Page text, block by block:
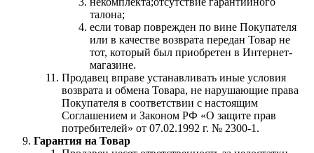
талона;
если товар поврежден по вине Покупателя
или в качестве возврата передан Товар не
тот, который был приобретен в Интернет-
магазине.
Продавец вправе устанавливать иные условия
возврата и обмена Товара, не нарушающие права
Покупателя в соответствии с настоящим
Соглашением и Законом РФ «О защите прав
потребителей» от 07.02.1992 г. № 2300-1.
Гарантия на Товар